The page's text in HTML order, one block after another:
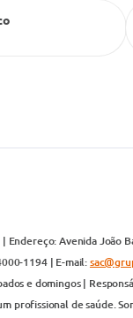
Endereço: Avenida
1194 | E-mail:
e domingos |
profissional de saúde.